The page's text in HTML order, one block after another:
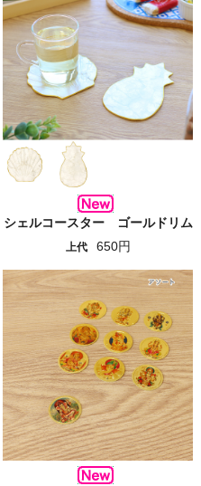
シェルコースター ゴールドリム
上代 650円